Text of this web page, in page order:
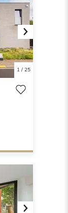
Next
1/ 25